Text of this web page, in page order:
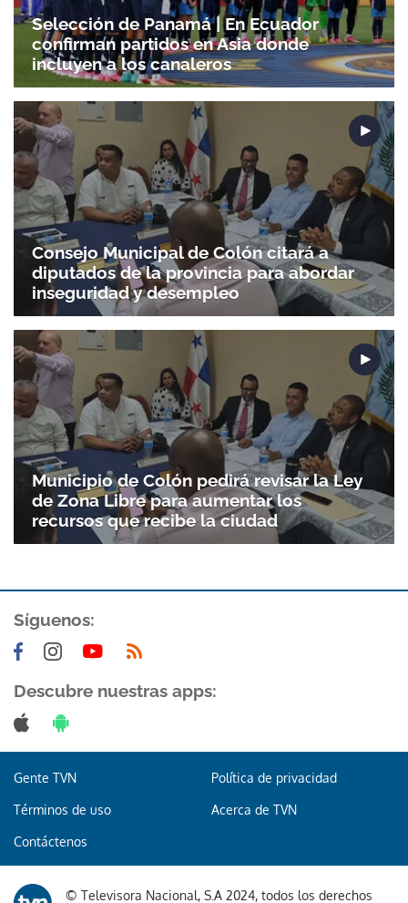
Gracias por suscribirte a nuestro boletín.
Selección de Panamá | En Ecuador
confirman partidos en Asia donde
incluyen a los canaleros
Consejo Municipal de Colón citará a
diputados de la provincia para abordar
inseguridad y desempleo
Municipio de Colón pedirá revisar la Ley
de Zona Libre para aumentar los
recursos que recibe la ciudad
Síguenos:
Descubre nuestras apps:
Gente TVN Política de privacidad
Términos de uso Acerca de TVN
Contáctenos
© Televisora Nacional, S.A 2024, todos los derechos